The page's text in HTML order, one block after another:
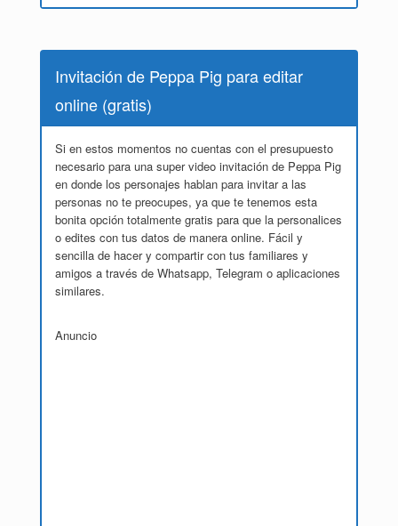
Invitación de Peppa Pig para editar
online (gratis)
Si en estos momentos no cuentas con el presupuesto
necesario para una super video invitación de Peppa Pig
en donde los personajes hablan para invitar a las
personas no te preocupes, ya que te tenemos esta
bonita opción totalmente gratis para que la personalices
o edites con tus datos de manera online. Fácil y
sencilla de hacer y compartir con tus familiares y
amigos a través de Whatsapp, Telegram o aplicaciones
similares.
Anuncio